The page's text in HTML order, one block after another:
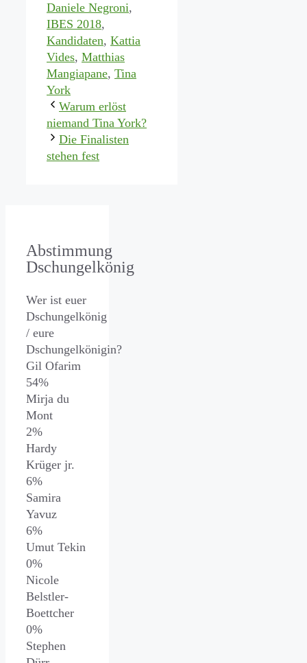
Daniele Negroni,
IBES 2018,
Kandidaten, Kattia
Vides, Matthias
Mangiapane, Tina
York
Warum erlöst
niemand Tina York?
Die Finalisten
stehen fest
Abstimmung
Dschungelkönig
Wer ist euer
Dschungelkönig
/ eure
Dschungelkönigin?
Gil Ofarim
54%
Mirja du
Mont
2%
Hardy
Krüger jr.
6%
Samira
Yavuz
6%
Umut Tekin
0%
Nicole
Belstler-
Boettcher
0%
Stephen